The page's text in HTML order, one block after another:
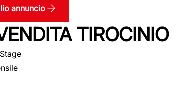
annuncio
TIROCINIO